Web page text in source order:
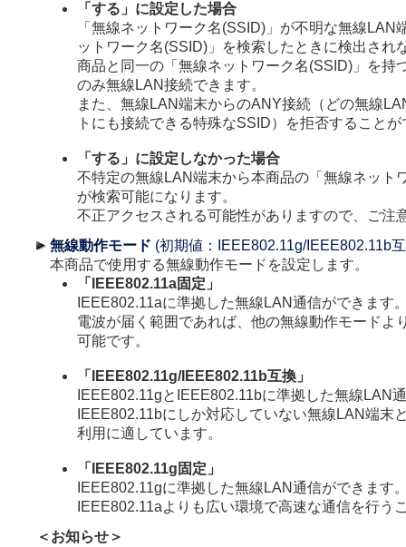
「する」に設定した場合
「無線ネットワーク名(SSID)」が不明な無線LAN
ットワーク名(SSID)」を検索したときに検出され
商品と同一の「無線ネットワーク名(SSID)」を持
のみ無線LAN接続できます。
また、無線LAN端末からのANY接続（どの無線
トにも接続できる特殊なSSID）を拒否すること
「する」に設定しなかった場合
不特定の無線LAN端末から本商品の「無線ネット
が検索可能になります。
不正アクセスされる可能性がありますので、ご注
無線動作モード (初期値：IEEE802.11g/IEEE802.11b
本商品で使用する無線動作モードを設定します。
「IEEE802.11a固定」
IEEE802.11aに準拠した無線LAN通信ができます
電波が届く範囲であれば、他の無線動作モードよ
可能です。
「IEEE802.11g/IEEE802.11b互換」
IEEE802.11gとIEEE802.11bに準拠した無線LAN
IEEE802.11bにしか対応していない無線LAN端末
利用に適しています。
「IEEE802.11g固定」
IEEE802.11gに準拠した無線LAN通信ができます
IEEE802.11aよりも広い環境で高速な通信を行う
＜お知らせ＞